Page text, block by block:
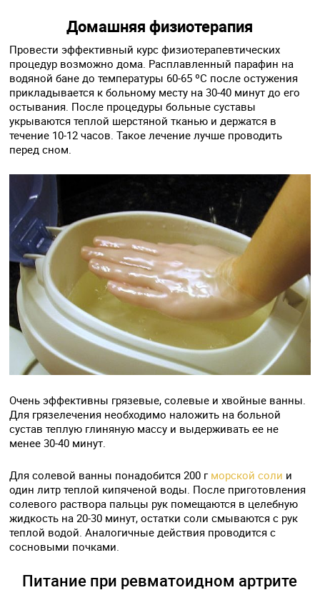
Домашняя физиотерапия
Провести эффективный курс физиотерапевтических
процедур возможно дома. Расплавленный парафин на
водяной бане до температуры 60-65 ºС после остужения
прикладывается к больному месту на 30-40 минут до его
остывания. После процедуры больные суставы
укрываются теплой шерстяной тканью и держатся в
течение 10-12 часов. Такое лечение лучше проводить
перед сном.
Очень эффективны грязевые, солевые и хвойные ванны.
Для грязелечения необходимо наложить на больной
сустав теплую глиняную массу и выдерживать ее не
менее 30-40 минут.
Для солевой ванны понадобится 200 г морской соли и
один литр теплой кипяченой воды. После приготовления
солевого раствора пальцы рук помещаются в целебную
жидкость на 20-30 минут, остатки соли смываются с рук
теплой водой. Аналогичные действия проводится с
сосновыми почками.
Питание при ревматоидном артрите